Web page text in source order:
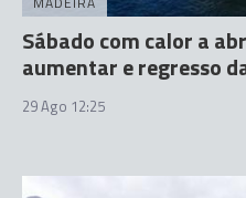
Sábado com calor a
aumentar e regresso
29 Ago 12:25